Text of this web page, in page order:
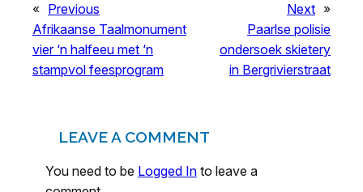
« Previous
Afrikaanse Taalmonument
vier ‘n halfeeu met ‘n
stampvol feesprogram
Next »
Paarlse polisie
ondersoek skietery
in Bergrivierstraat
LEAVE A COMMENT
You need to be Logged In to leave a